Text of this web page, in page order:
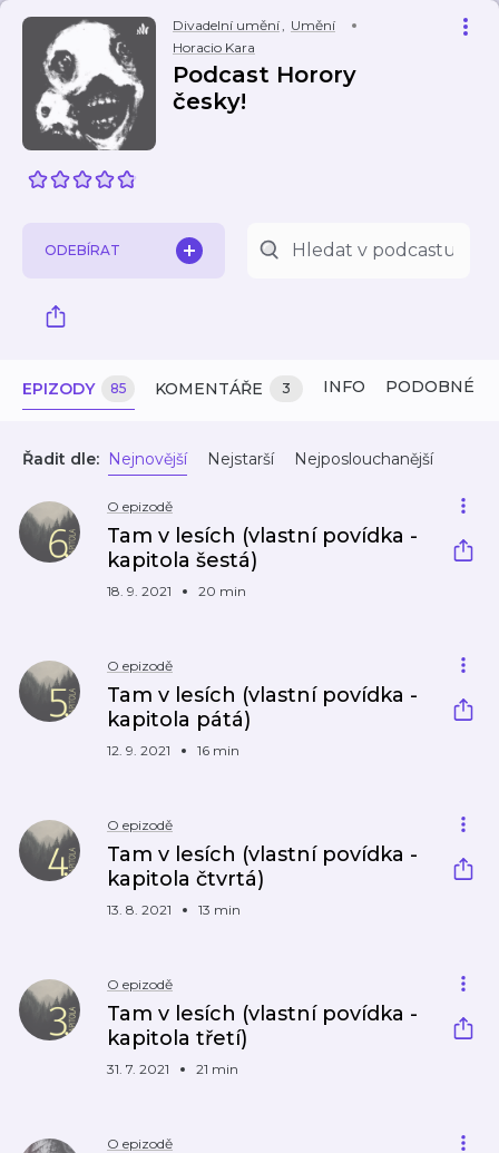
Divadelní umění, Umění
Horacio Kara
Podcast Horory
česky!
ODEBÍRAT
EPIZODY 85 KOMENTÁŘE 3 INFO PODOBNÉ
Řadit dle: Nejnovější Nejstarší Nejposlouchanější
O epizodě
Tam v lesích (vlastní povídka -
kapitola šestá)
18. 9. 2021 20 min
O epizodě
Tam v lesích (vlastní povídka -
kapitola pátá)
12. 9. 2021 16 min
O epizodě
Tam v lesích (vlastní povídka -
kapitola čtvrtá)
13. 8. 2021 13 min
O epizodě
Tam v lesích (vlastní povídka -
kapitola třetí)
31. 7. 2021 21 min
O epizodě